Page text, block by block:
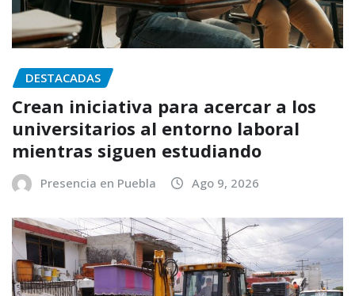
DESTACADAS
Crean iniciativa para acercar a los
universitarios al entorno laboral
mientras siguen estudiando
Presencia en Puebla Ago 9, 2026